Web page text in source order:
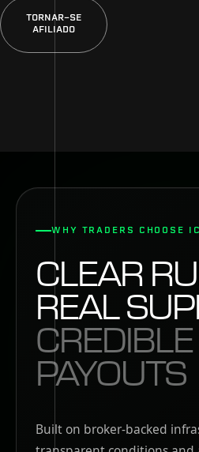
TORNAR-SE
AFILIADO
WHY TRADERS CHOOSE
CLEAR
REAL
CREDIBLE
PAYOUTS
Built on broker-backed